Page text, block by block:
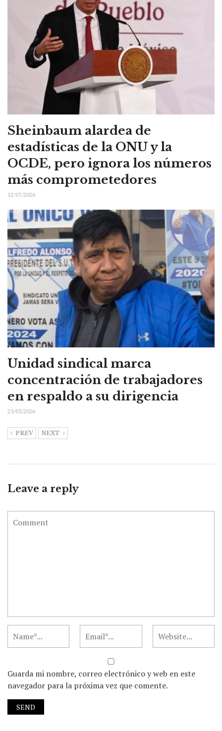
Sheinbaum alardea de
estadísticas de la ONU y la
OCDE, pero ignora los números
más comprometedores
12/07/2026
Unidad sindical marca
concentración de trabajadores
en respaldo a su dirigencia
25/03/2026
PREV NEXT
Leave a reply
Guarda mi nombre, correo electrónico y web en este
navegador para la próxima vez que comente.